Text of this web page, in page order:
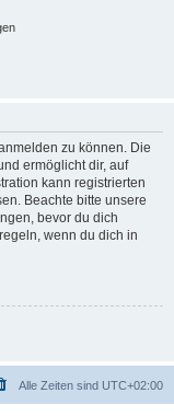
zu können. Die
ermöglicht dir, auf
kann registrierten
Beachte bitte unsere
bevor du dich
wenn du dich in
Alle Zeiten sind UTC+02:00